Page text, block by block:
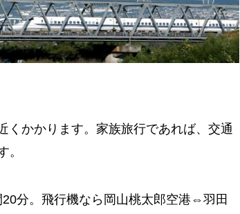
かかります。家族旅行であれば、交通
。
分。飛行機なら岡山桃太郎空港⇔羽田